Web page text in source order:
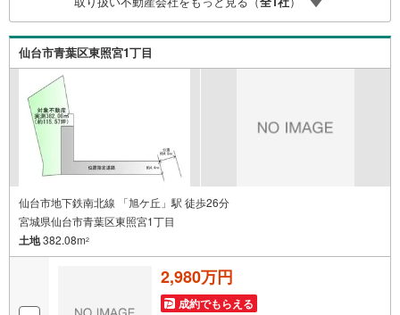
仙台市青葉区東照宮1丁目
仙台市地下鉄南北線 「旭ケ丘」駅 徒歩26分
宮城県仙台市青葉区東照宮1丁目
土地382.08m2
2,980万円
成約でもらえる